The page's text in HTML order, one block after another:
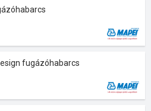
fugázóhabarcs